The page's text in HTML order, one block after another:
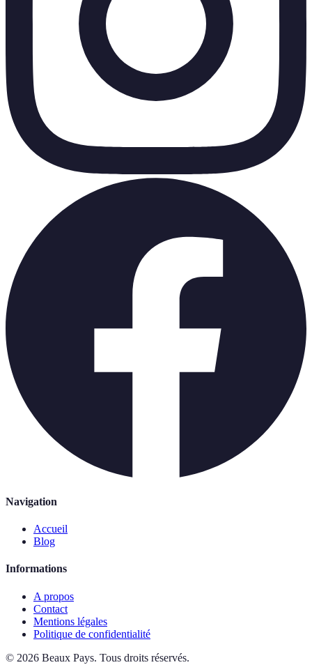
Navigation
Accueil
Blog
Informations
A propos
Contact
Mentions légales
Politique de confidentialité
© 2026 Beaux Pays. Tous droits réservés.